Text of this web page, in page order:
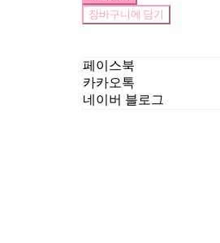
장바구니에 담기
페이스북
카카오톡
네이버 블로그